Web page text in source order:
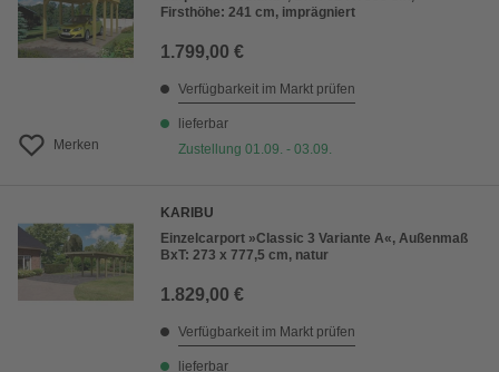
Merken
Firsthöhe: 241 cm, imprägniert
1.799,00 €
Verfügbarkeit im Markt prüfen
lieferbar
Zustellung 01.09. - 03.09.
KARIBU
Einzelcarport »Classic 3 Variante A«, Außenmaß
BxT: 273 x 777,5 cm, natur
1.829,00 €
Verfügbarkeit im Markt prüfen
lieferbar